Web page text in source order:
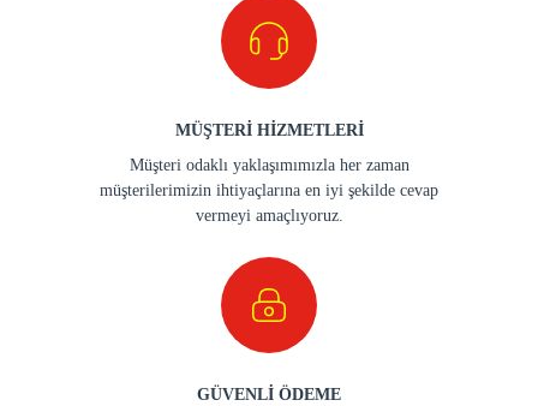
MÜŞTERİ HİZMETLERİ
Müşteri odaklı yaklaşımımızla her zaman
müşterilerimizin ihtiyaçlarına en iyi şekilde cevap
vermeyi amaçlıyoruz.
GÜVENLİ ÖDEME